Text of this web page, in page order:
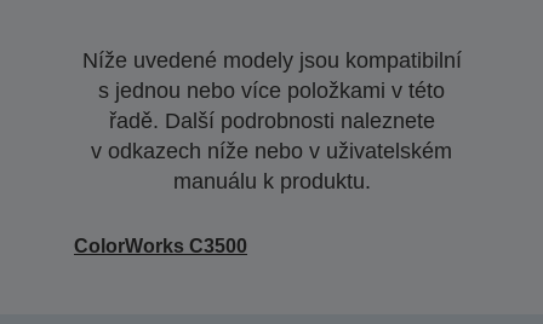
Níže uvedené modely jsou kompatibilní
s jednou nebo více položkami v této
řadě. Další podrobnosti naleznete
v odkazech níže nebo v uživatelském
manuálu k produktu.
ColorWorks C3500